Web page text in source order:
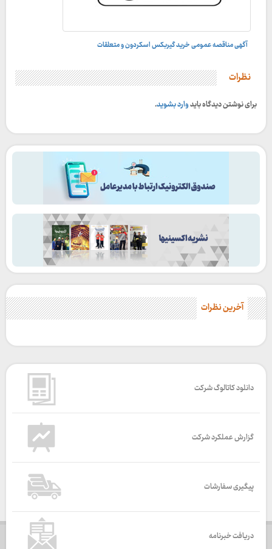
آگهی مناقصه عمومی خرید گیربکس اسکردون و متعلقات
نظرات
برای نوشتن دیدگاه بایدوارد بشوید.
آخرین نظرات
دانلود کاتالوگ شرکت
گزارش عملکرد شرکت
پیگیری سفارشات
دریافت خبرنامه